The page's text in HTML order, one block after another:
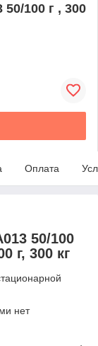
100 г , 300
Оплата
50/100
г, 300 кг
нет